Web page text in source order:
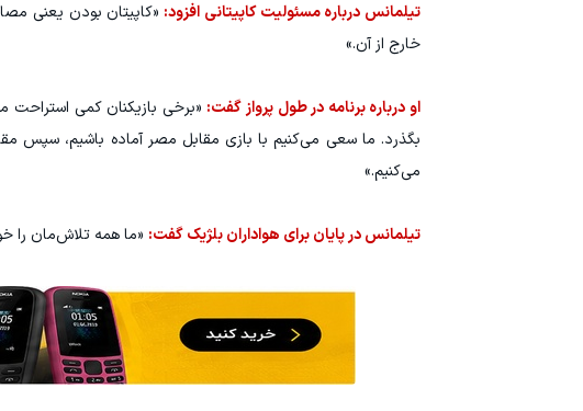
تیلمانس درباره مسئولیت کاپیتانی افزود: «کاپیتان بودن یعنی
خارج از آن.»
او درباره برنامه در طول پرواز گفت: «برخی بازیکنان کمی
می‌کنیم.»
تیلمانس در پایان برای هواداران بلژیک گفت: «ما همه تلاش‌مان را